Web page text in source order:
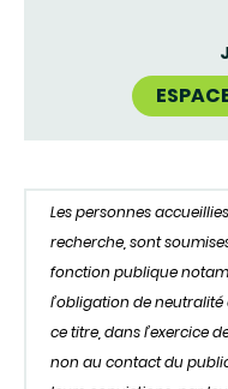
Les personnes
recherche, sont
fonction publique
l’obligation de
ce titre, dans l’exercice
non au contact du